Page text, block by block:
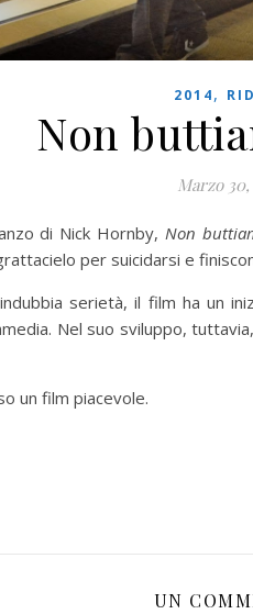
2014,
Non
Marzo 30,
di Nick Hornby, Non
per suicidarsi e
serietà, il film ha un
Nel suo sviluppo,
un film piacevole.
UN